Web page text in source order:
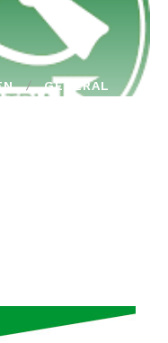
GENERAL